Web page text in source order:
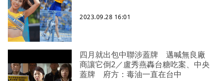
2023.09.28 16:01
四月就出包中聯涉蓋牌 邁喊無良廠
商讓它倒2／盧秀燕轟台糖吃案、中央
蓋牌 府方：毒油一直在台中